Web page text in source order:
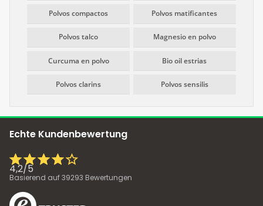
Polvos compactos Polvos matificantes
Polvos talco Magnesio en polvo
Curcuma en polvo Bio oil estrias
Polvos clarins Polvos sensilis
Echte Kundenbewertung
4,2/5
Basierend auf39293 Bewertungen